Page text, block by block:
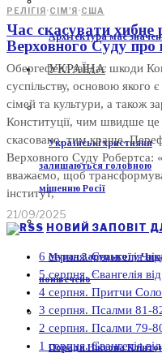
Архітектура має
УКРАЇНА
Українські християни
залишаються головною
мішенню Росії
Мурал Заруцької у
понівечено
Поради Ніксона
РЕЛІГІЯ·СІМ'Я·США
Час скасувати хибне
Верховного Суду
Обергефелл завдає шкоди
суспільству, основою якого
сімей та культури, а також
Конституції, чим швидше це
скасовано, тим краще.
Верховного Суду Робертса:
вважаємо, щоб
інститут,
21/09/2025
НОВИЙ ЗАПОВІТ
6 серпня. Євангелія
5 серпня. Євангелія
4 серпня. Притчи
3 серпня. Псалми 81-
2 серпня. Псалми 79-
1 серпня. Євангелія